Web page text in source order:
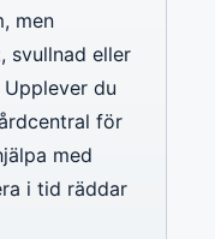
men
svullnad eller
du
för
med
i tid räddar